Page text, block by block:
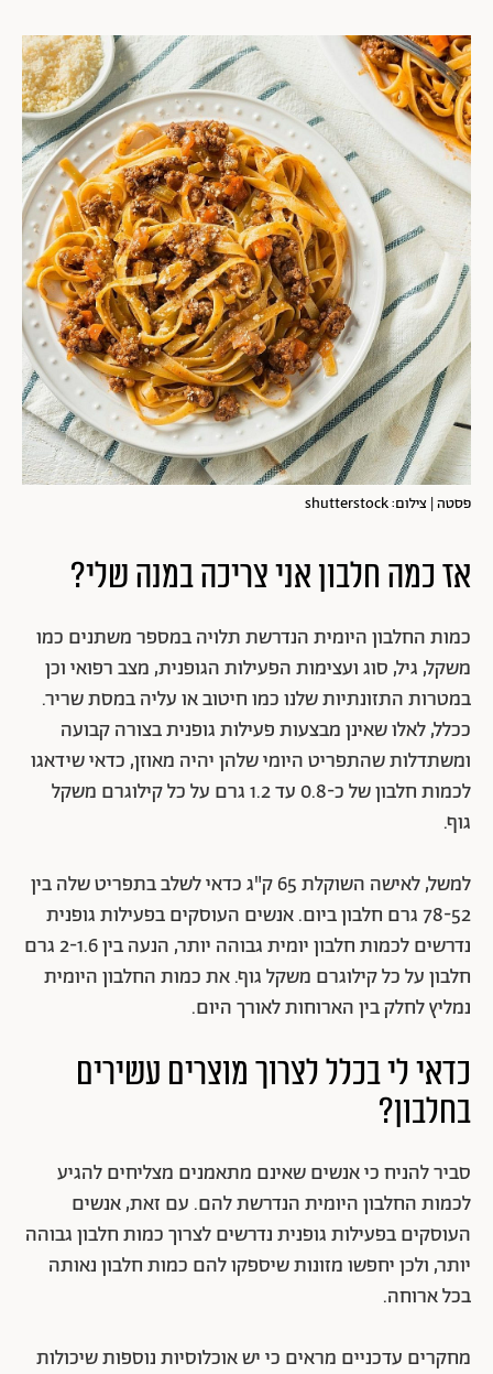
פסטה | צילום: shutterstock
אז כמה חלבון אני צריכה במנה שלי?
כמות החלבון היומית הנדרשת תלויה במספר משתנים כמו
משקל, גיל, סוג ועצימות הפעילות הגופנית, מצב רפואי וכן
במטרות התזונתיות שלנו כמו חיטוב או עליה במסת שריר.
ככלל, לאלו שאינן מבצעות פעילות גופנית בצורה קבועה
ומשתדלות שהתפריט היומי שלהן יהיה מאוזן, כדאי שידאגו
לכמות חלבון של כ-0.8 עד 1.2 גרם על כל קילוגרם משקל
גוף.
למשל, לאישה השוקלת 65 ק"ג כדאי לשלב בתפריט שלה בין
78-52 גרם חלבון ביום. אנשים העוסקים בפעילות גופנית
נדרשים לכמות חלבון יומית גבוהה יותר, הנעה בין 2-1.6 גרם
חלבון על כל קילוגרם משקל גוף. את כמות החלבון היומית
נמליץ לחלק בין הארוחות לאורך היום.
כדאי לי בכלל לצרוך מוצרים עשירים
בחלבון?
סביר להניח כי אנשים שאינם מתאמנים מצליחים להגיע
לכמות החלבון היומית הנדרשת להם. עם זאת, אנשים
העוסקים בפעילות גופנית נדרשים לצרוך כמות חלבון גבוהה
יותר, ולכן יחפשו מזונות שיספקו להם כמות חלבון נאותה
בכל ארוחה.
מחקרים עדכניים מראים כי יש אוכלוסיות נוספות שיכולות